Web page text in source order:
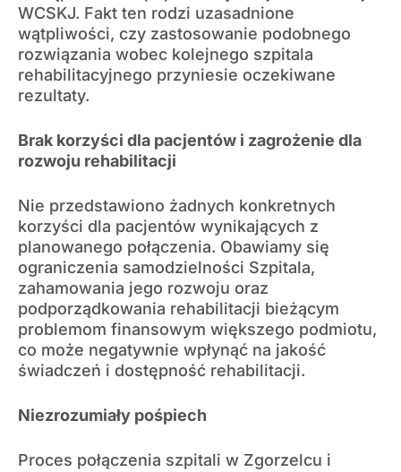
WCSKJ. Fakt ten rodzi uzasadnione
wątpliwości, czy zastosowanie podobnego
rozwiązania wobec kolejnego szpitala
rehabilitacyjnego przyniesie oczekiwane
rezultaty.
Brak korzyści dla pacjentów i zagrożenie dla
rozwoju rehabilitacji
Nie przedstawiono żadnych konkretnych
korzyści dla pacjentów wynikających z
planowanego połączenia. Obawiamy się
ograniczenia samodzielności Szpitala,
zahamowania jego rozwoju oraz
podporządkowania rehabilitacji bieżącym
problemom finansowym większego podmiotu,
co może negatywnie wpłynąć na jakość
świadczeń i dostępność rehabilitacji.
Niezrozumiały pośpiech
Proces połączenia szpitali w Zgorzelcu i